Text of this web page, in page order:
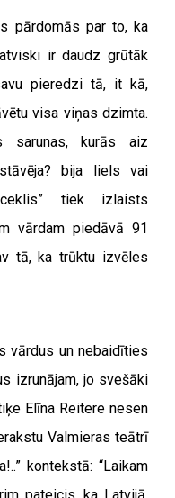
pārdomās par to, ka
ir daudz grūtāk
pieredzi tā, it kā,
visa viņas dzimta.
sarunas, kurās aiz
bija liels vai
tiek izlaists
vārdam piedāvā 91
tā, ka trūktu izvēles
vārdus un nebaidīties
izrunājam, jo svešāki
Elīna Reitere nesen
Valmieras teātrī
kontekstā: “Laikam
pateicis, ka Latvijā,